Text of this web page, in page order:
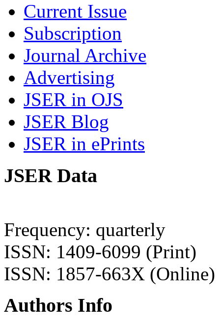
Current Issue
Subscription
Journal Archive
Advertising
JSER in OJS
JSER Blog
JSER in ePrints
JSER Data
Frequency: quarterly
ISSN: 1409-6099 (Print)
ISSN: 1857-663X (Online)
Authors Info